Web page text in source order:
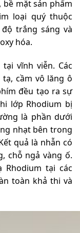
bề mặt sản phẩm
loại quý thuộc
trắng sáng và
hóa.
vĩnh viễn. Các
cầm vô lăng ô
đều tạo ra sự
lớp Rhodium bị
là phần dưới
nhạt bên trong
quả là nhẫn có
chỗ ngả vàng ố.
Rhodium tại các
toàn khả thi và